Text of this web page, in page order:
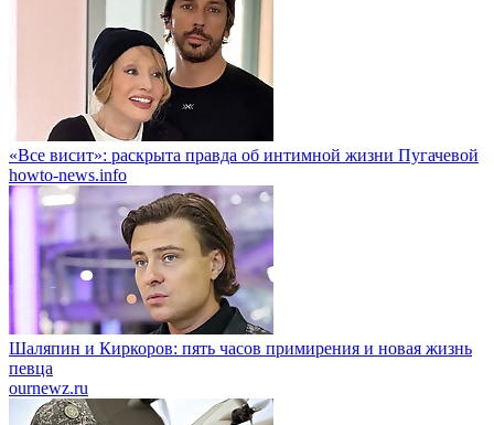
«Все висит»: раскрыта правда об интимной жизни Пугачевой
howto-news.info
Шаляпин и Киркоров: пять часов примирения и новая жизнь
певца
ournewz.ru